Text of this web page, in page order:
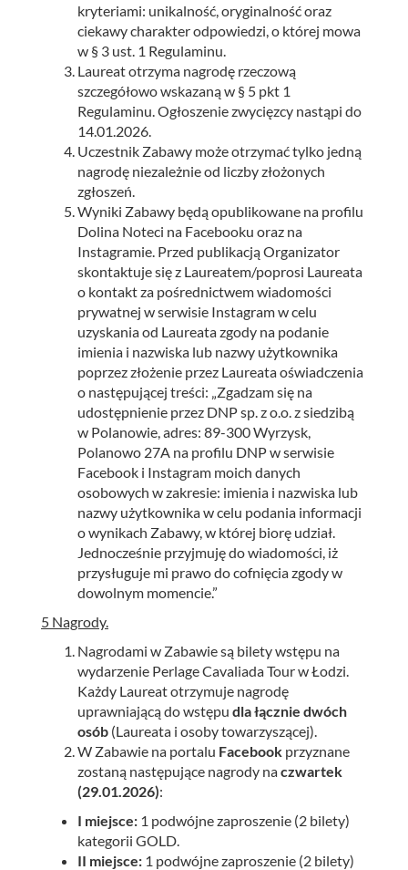
kryteriami: unikalność, oryginalność oraz
ciekawy charakter odpowiedzi, o której mowa
w § 3 ust. 1 Regulaminu.
Laureat otrzyma nagrodę rzeczową
szczegółowo wskazaną w § 5 pkt 1
Regulaminu. Ogłoszenie zwycięzcy nastąpi do
14.01.2026.
Uczestnik Zabawy może otrzymać tylko jedną
nagrodę niezależnie od liczby złożonych
zgłoszeń.
Wyniki Zabawy będą opublikowane na profilu
Dolina Noteci na Facebooku oraz na
Instagramie. Przed publikacją Organizator
skontaktuje się z Laureatem/poprosi Laureata
o kontakt za pośrednictwem wiadomości
prywatnej w serwisie Instagram w celu
uzyskania od Laureata zgody na podanie
imienia i nazwiska lub nazwy użytkownika
poprzez złożenie przez Laureata oświadczenia
o następującej treści: „Zgadzam się na
udostępnienie przez DNP sp. z o.o. z siedzibą
w Polanowie, adres: 89-300 Wyrzysk,
Polanowo 27A na profilu DNP w serwisie
Facebook i Instagram moich danych
osobowych w zakresie: imienia i nazwiska lub
nazwy użytkownika w celu podania informacji
o wynikach Zabawy, w której biorę udział.
Jednocześnie przyjmuję do wiadomości, iż
przysługuje mi prawo do cofnięcia zgody w
dowolnym momencie.”
5 Nagrody.
Nagrodami w Zabawie są bilety wstępu na
wydarzenie Perlage Cavaliada Tour w Łodzi.
Każdy Laureat otrzymuje nagrodę
uprawniającą do wstępu dla łącznie dwóch
osób (Laureata i osoby towarzyszącej).
W Zabawie na portalu Facebook przyznane
zostaną następujące nagrody naczwartek
(29.01.2026):
I miejsce: 1 podwójne zaproszenie (2 bilety)
kategorii GOLD.
II miejsce: 1 podwójne zaproszenie (2 bilety)